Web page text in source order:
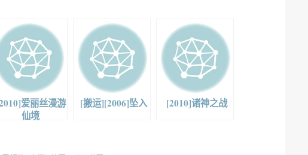
爱丽丝漫游
仙境
[搬运][2006]坠入 [2010]诸神之战